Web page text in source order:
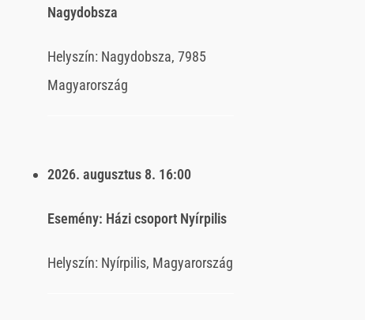
Nagydobsza
Helyszín: Nagydobsza, 7985
Magyarország
2026. augusztus 8. 16:00
Esemény: Házi csoport Nyírpilis
Helyszín: Nyírpilis, Magyarország